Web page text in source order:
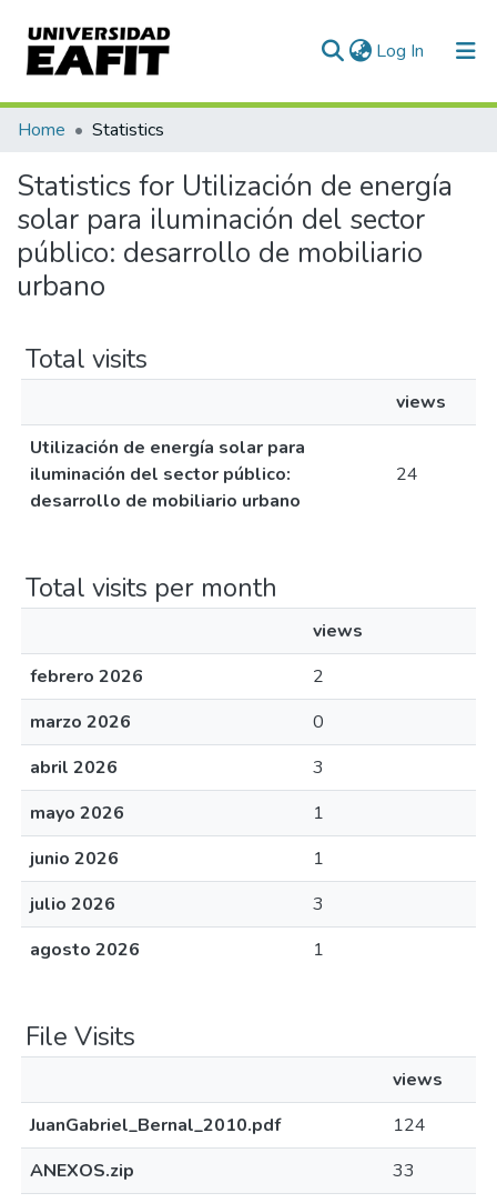
Log In (current)
Communities & Collections
All of DSpace
Home Statistics
Statistics for Utilización de energía
solar para iluminación del sector
público: desarrollo de mobiliario
urbano
Total visits
views
Utilización de energía solar para
iluminación del sector público:
desarrollo de mobiliario urbano
24
Total visits per month
views
febrero 2026
2
marzo 2026
0
abril 2026
3
mayo 2026
1
junio 2026
1
julio 2026
3
agosto 2026
1
File Visits
views
JuanGabriel_Bernal_2010.pdf
124
ANEXOS.zip
33